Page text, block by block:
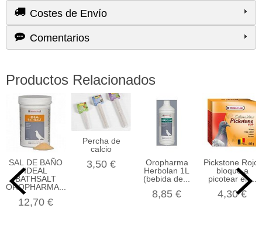
Costes de Envío
Comentarios
Productos Relacionados
SAL DE BAÑO
IDEAL
BATHSALT
OROPHARMA...
12,70 €
Percha de
calcio
3,50 €
Oropharma
Herbolan 1L
(bebida de...
8,85 €
Pickstone Rojo,
bloque a
picotear en...
4,30 €